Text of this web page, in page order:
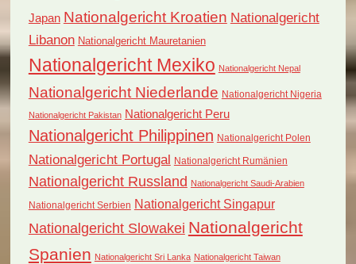
Japan Nationalgericht Kroatien Nationalgericht
Libanon Nationalgericht Mauretanien
Nationalgericht Mexiko Nationalgericht Nepal
Nationalgericht Niederlande Nationalgericht Nigeria
Nationalgericht Pakistan Nationalgericht Peru
Nationalgericht Philippinen Nationalgericht Polen
Nationalgericht Portugal Nationalgericht Rumänien
Nationalgericht Russland Nationalgericht Saudi-Arabien
Nationalgericht Serbien Nationalgericht Singapur
Nationalgericht Slowakei Nationalgericht
Spanien Nationalgericht Sri Lanka Nationalgericht Taiwan